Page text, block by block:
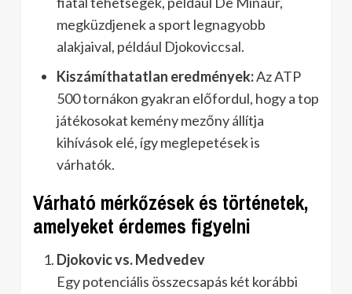
megküzdjenek a sport legnagyobb
alakjaival, például Djokoviccsal.
Kiszámíthatatlan eredmények:Az ATP
500 tornákon gyakran előfordul, hogy a top
játékosokat kemény mezőny állítja
kihívások elé, így meglepetések is
várhatók.
Várható mérkőzések és történetek,
amelyeket érdemes figyelni
Djokovic vs. Medvedev
Egy potenciális összecsapás két korábbi